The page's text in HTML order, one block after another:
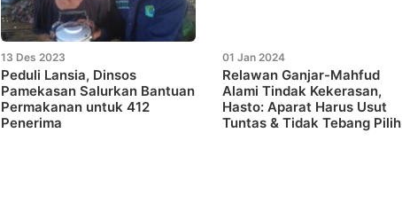
13 Des 2023
Peduli Lansia, Dinsos
Pamekasan Salurkan Bantuan
Permakanan untuk 412
Penerima
01 Jan 2024
Relawan Ganjar-Mahfud
Alami Tindak Kekerasan,
Hasto: Aparat Harus Usut
Tuntas & Tidak Tebang Pilih